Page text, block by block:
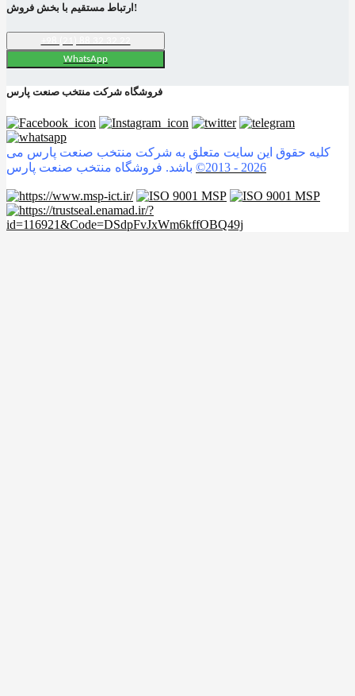
ارتباط مستقیم با بخش فروش!
WhatsApp
فروشگاه شرکت منتخب صنعت پارس
کلیه حقوق این سایت متعلق به شرکت منتخب صنعت پارس می
©2013 - 2026